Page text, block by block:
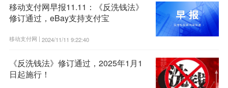
移动支付网早报11.11：《反洗钱法》
修订通过，eBay支持支付宝
移动支付网 | 2024/11/11 9:22:40
《反洗钱法》修订通过，2025年1月1
日起施行！